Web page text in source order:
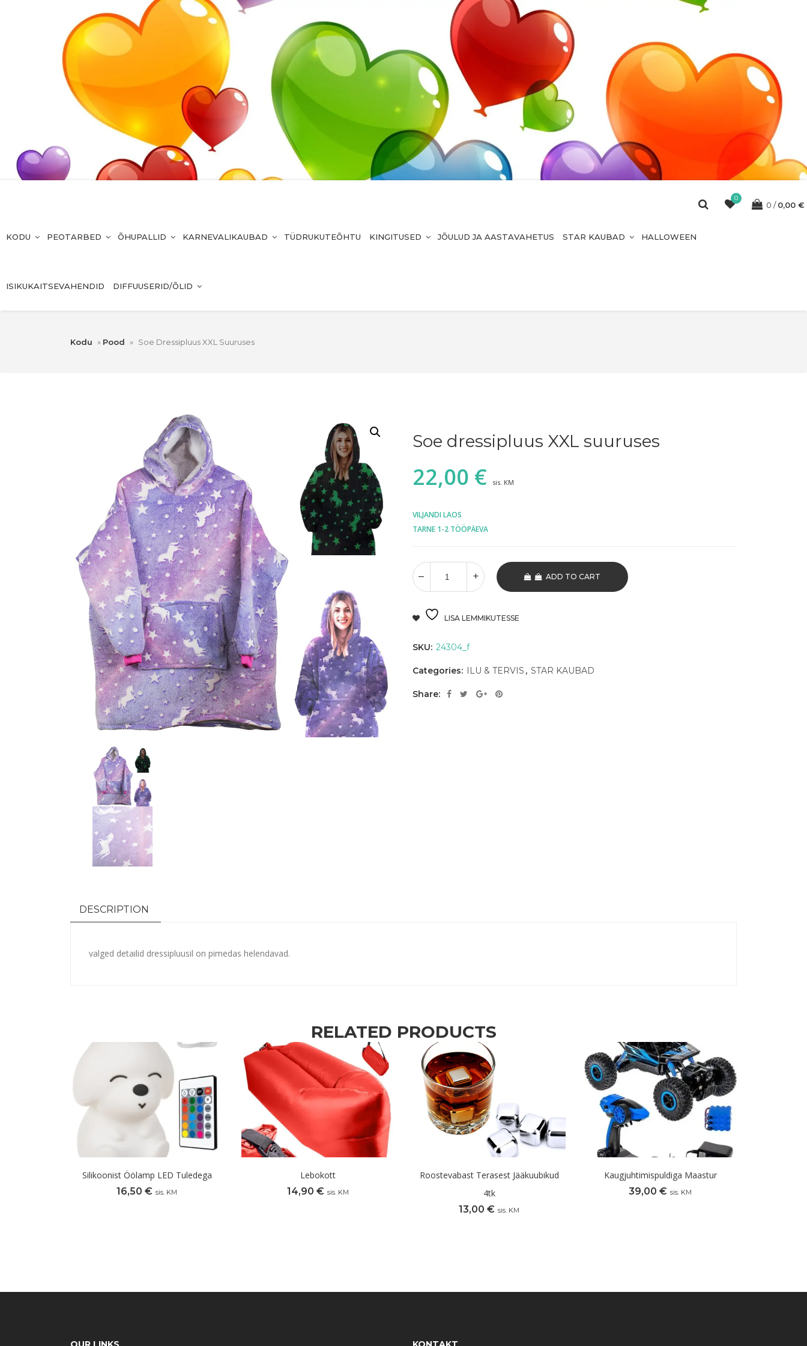
0
0 0,00 €
KODU PEOTARBED ÕHUPALLID KARNEVALIKAUBAD TÜDRUKUTEÕHTU KINGITUSED JÕULUD JA AASTAVAHETUS STAR KAUBAD HALLOWEEN
ISIKUKAITSEVAHENDID DIFFUUSERID/ÕLID
Kodu » Pood » Soe Dressipluus XXL Suuruses
Soe dressipluus XXL suuruses
22,00 € sis. KM
VILJANDI LAOS
TARNE 1-2 TÖÖPÄEVA
ADD TO CART
LISA LEMMIKUTESSE
SKU: 24304_f
Categories: ILU & TERVIS , STAR KAUBAD
Share:
DESCRIPTION
valged detailid dressipluusil on pimedas helendavad.
RELATED PRODUCTS
Silikoonist Öölamp LED Tuledega
16,50 € sis. KM
Lebokott
14,90 € sis. KM
Roostevabast Terasest Jääkuubikud
4tk
13,00 € sis. KM
Kaugjuhtimispuldiga Maastur
39,00 € sis. KM